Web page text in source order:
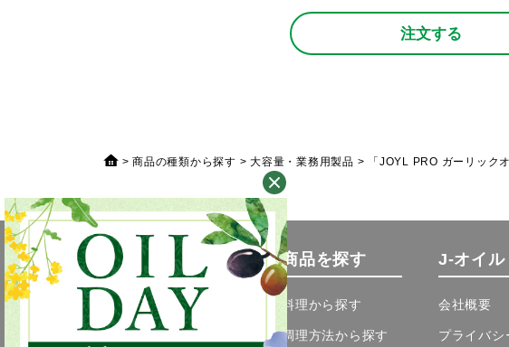
注文する
商品の種類から探す 大容量・業務用製品 「JOYL PRO ガーリック
商品を探す
料理から探す
調理方法から探す
J-オイル
会社概要
プライバシ